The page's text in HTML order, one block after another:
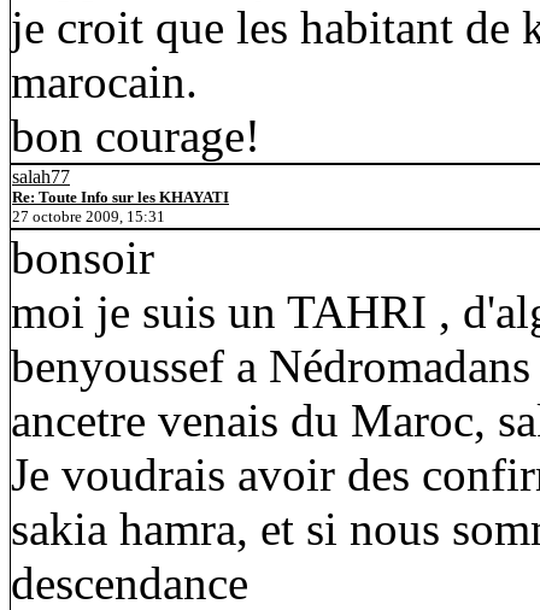
je croit que les habitant de
marocain.
bon courage!
salah77
Re: Toute Info sur les KHAYATI
27 octobre 2009, 15:31
bonsoir
moi je suis un TAHRI ,
benyoussef a
ancetre venais du Maroc,
Je voudrais avoir des
sakia hamra, et si nous
descendance